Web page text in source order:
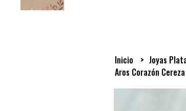
Inicio
Joyas
Aros Corazón